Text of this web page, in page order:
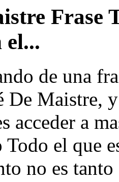
Frase
el...
de una
De Maistre,
acceder a
el que
no es